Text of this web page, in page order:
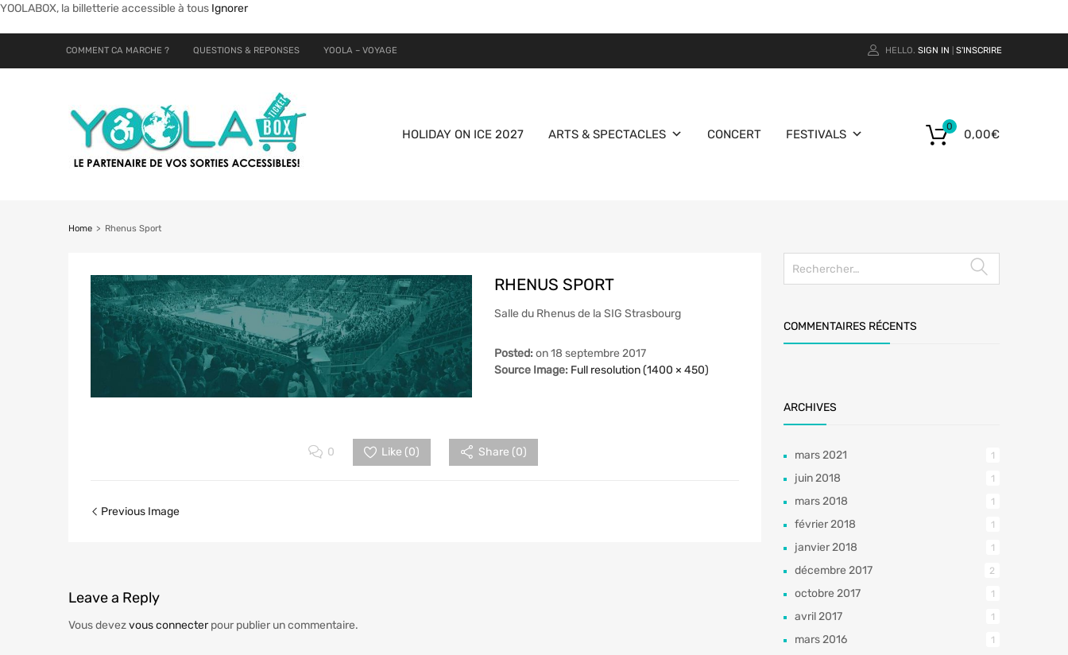
YOOLABOX, la billetterie accessible à tous Ignorer
COMMENT CA MARCHE ? QUESTIONS & REPONSES YOOLA – VOYAGE HELLO. SIGN IN S'INSCRIRE
0,00€
0
HOLIDAY ON ICE 2027 ARTS & SPECTACLES CONCERT FESTIVALS
Home > Rhenus Sport
RHENUS SPORT
Salle du Rhenus de la SIG Strasbourg
Posted: on18 septembre 2017
Source Image: Full resolution (1400 × 450)
0 Like (0) Share (0)
Previous Image
Leavea Reply
Vous devezvous connecterpour publier un commentaire.
COMMENTAIRES RÉCENTS
ARCHIVES
mars 2021 1
juin 2018 1
mars 2018 1
février 2018 1
janvier 2018 1
décembre 2017 2
octobre 2017 1
avril 2017 1
mars 2016 1